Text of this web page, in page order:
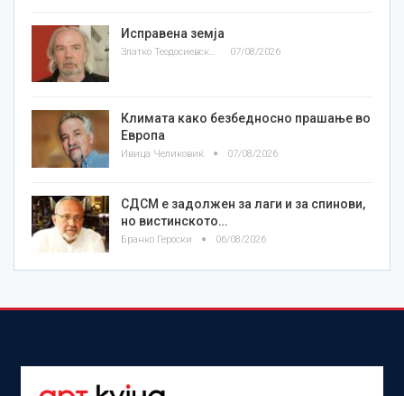
Исправена земја
07/08/2026
Климата како безбедносно прашање во
Европа
Ивица Челиковиќ 07/08/2026
СДСМ е задолжен за лаги и за спинови,
но вистинското…
Бранко Героски 06/08/2026